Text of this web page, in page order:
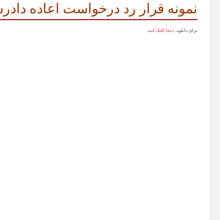
نمونه قرار رد درخواست اعاده
برای دانلود، اینجا کلیک کنید.